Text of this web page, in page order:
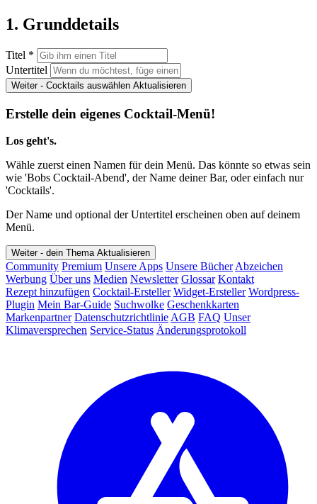
1. Grunddetails
Titel *
Untertitel
Weiter - Cocktails auswählen Aktualisieren
Erstelle dein eigenes Cocktail-Menü!
Los geht's.
Wähle zuerst einen Namen für dein Menü. Das könnte so etwas sein
wie 'Bobs Cocktail-Abend', der Name deiner Bar, oder einfach nur
'Cocktails'.
Der Name und optional der Untertitel erscheinen oben auf deinem
Menü.
Weiter - dein Thema Aktualisieren
Community Premium Unsere Apps Unsere Bücher Abzeichen
Werbung Über uns Medien Newsletter Glossar Kontakt
Rezept hinzufügen Cocktail-Ersteller Widget-Ersteller Wordpress-
Plugin Mein Bar-Guide Suchwolke Geschenkkarten
Markenpartner Datenschutzrichtlinie AGB FAQ Unser
Klimaversprechen Service-Status Änderungsprotokoll